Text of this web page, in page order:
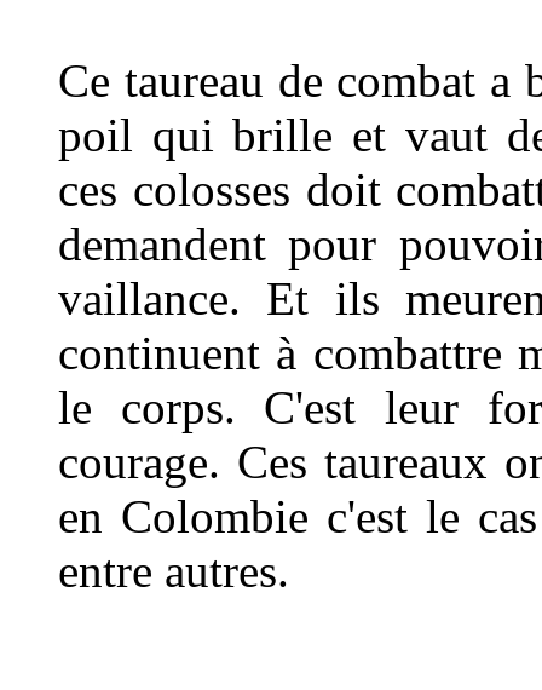
Ce taureau de combat
poil qui brille et vaut
ces colosses doit
demandent pour
vaillance. Et ils
continuent à combattre
le corps. C'est leur
courage. Ces taureaux
en Colombie c'est le
entre autres.